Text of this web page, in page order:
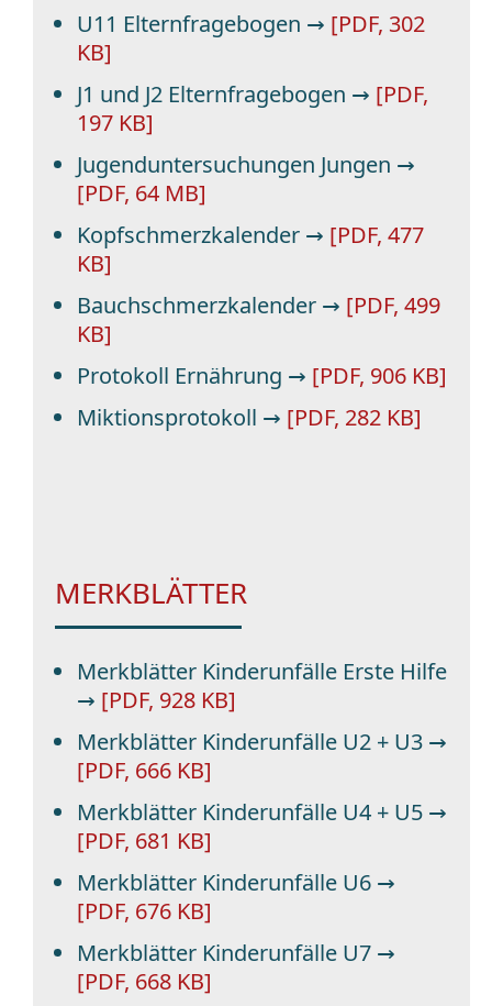
U11 Elternfragebogen → [PDF, 302
KB]
J1 und J2 Elternfragebogen → [PDF,
197 KB]
Jugenduntersuchungen Jungen →
[PDF, 64 MB]
Kopfschmerzkalender → [PDF, 477
KB]
Bauchschmerzkalender → [PDF, 499
KB]
Protokoll Ernährung → [PDF, 906 KB]
Miktionsprotokoll → [PDF, 282 KB]
MERKBLÄTTER
Merkblätter Kinderunfälle Erste Hilfe
→ [PDF, 928 KB]
Merkblätter Kinderunfälle U2 + U3 →
[PDF, 666 KB]
Merkblätter Kinderunfälle U4 + U5 →
[PDF, 681 KB]
Merkblätter Kinderunfälle U6 →
[PDF, 676 KB]
Merkblätter Kinderunfälle U7 →
[PDF, 668 KB]